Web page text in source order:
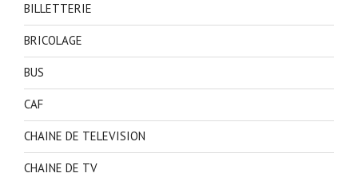
BILLETTERIE
BRICOLAGE
BUS
CAF
CHAINE DE TELEVISION
CHAINE DE TV